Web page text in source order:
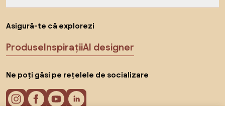
Asigură-te că explorezi
ProduseInspirațiiAI designer
Ne poți găsi pe rețelele de socializare